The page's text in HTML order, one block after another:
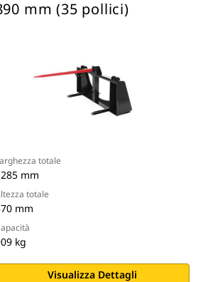
mm (35 pollici)
totale
mm
totale
mm
kg
Visualizza Dettagli